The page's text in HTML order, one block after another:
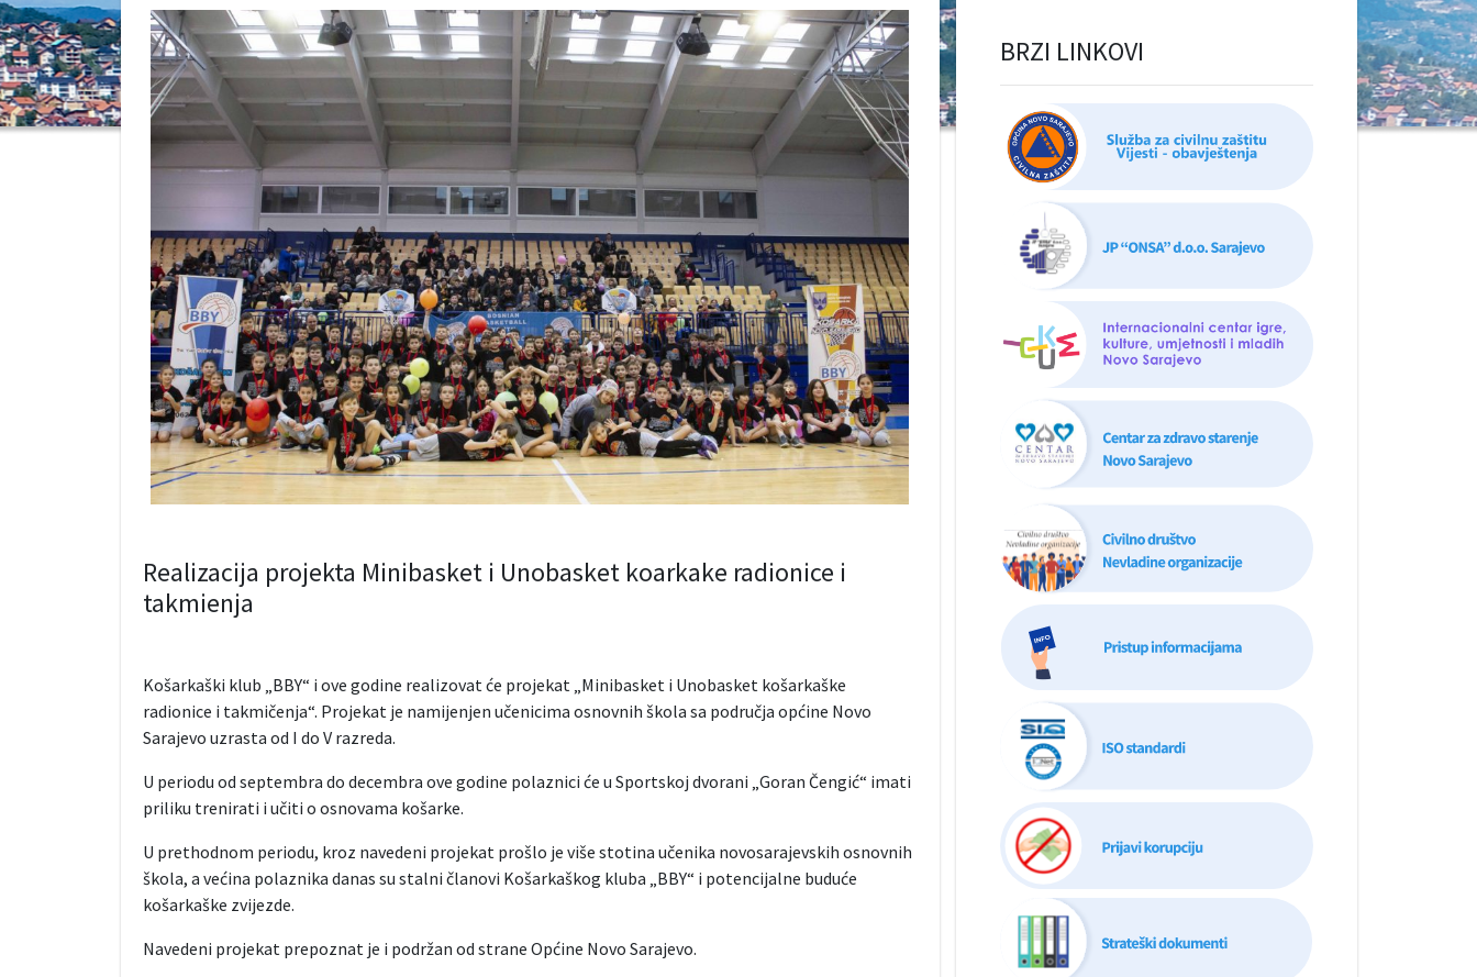
Realizacija projekta Minibasket i Unobasket koarkake radionice i
takmienja
Košarkaški klub „BBY“ i ove godine realizovat će projekat „Minibasket i Unobasket košarkaške
radionice i takmičenja“. Projekat je namijenjen učenicima osnovnih škola sa područja općine Novo
Sarajevo uzrasta od I do V razreda.
U periodu od septembra do decembra ove godine polaznici će u Sportskoj dvorani „Goran Čengić“ imati
priliku trenirati i učiti o osnovama košarke.
U prethodnom periodu, kroz navedeni projekat prošlo je više stotina učenika novosarajevskih osnovnih
škola, a većina polaznika danas su stalni članovi Košarkaškog kluba „BBY“ i potencijalne buduće
košarkaške zvijezde.
Navedeni projekat prepoznat je i podržan od strane Općine Novo Sarajevo.
BRZI LINKOVI